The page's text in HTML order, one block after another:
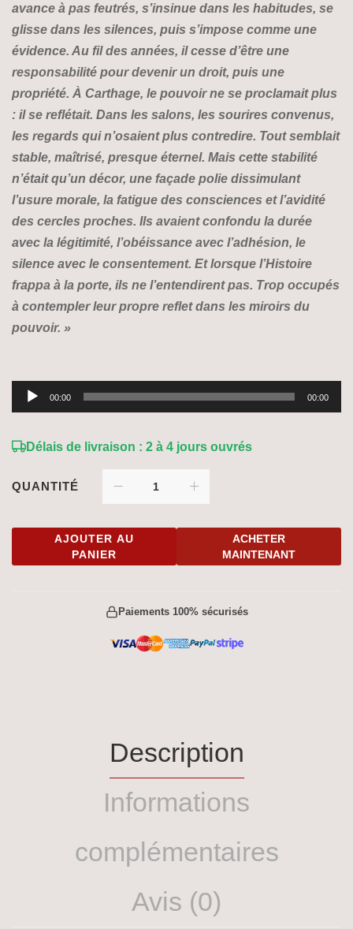
avance à pas feutrés, s’insinue dans les habitudes, se
glisse dans les silences, puis s’impose comme une
évidence. Au fil des années, il cesse d’être une
responsabilité pour devenir un droit, puis une
propriété. À Carthage, le pouvoir ne se proclamait plus
: il se reflétait. Dans les salons, les sourires convenus,
les regards qui n’osaient plus contredire. Tout semblait
stable, maîtrisé, presque éternel. Mais cette stabilité
n’était qu’un décor, une façade polie dissimulant
l’usure morale, la fatigue des consciences et l’avidité
des cercles proches. Ils avaient confondu la durée
avec la légitimité, l’obéissance avec l’adhésion, le
silence avec le consentement. Et lorsque l’Histoire
frappa à la porte, ils ne l’entendirent pas. Trop occupés
à contempler leur propre reflet dans les miroirs du
pouvoir. »
Lecteur
audio
00:00 00:00
Délais de livraison : 2 à 4 jours ouvrés
QUANTITÉ
AJOUTER AU
PANIER
ACHETER
MAINTENANT
Paiements 100% sécurisés
Description
Informations
complémentaires
Avis (0)